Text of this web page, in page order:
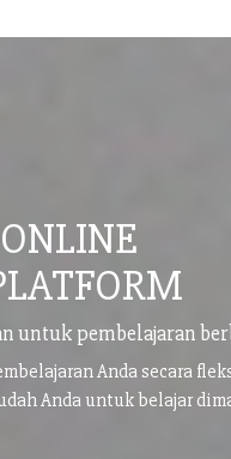
untuk pembelajaran
Anda secara
Anda untuk belajar